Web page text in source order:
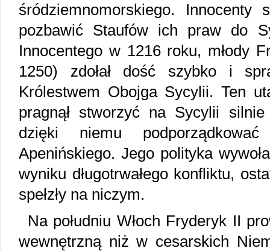
śródziemnomorskiego.
pozbawić Staufów ich praw do
Innocentego w 1216 roku, młody
1250) zdołał dość szybko i
Królestwem Obojga Sycylii. Ten
pragnął stworzyć na Sycylii
dzięki niemu
Apenińskiego. Jego polityka
wyniku długotrwałego konfliktu,
spełzły na niczym.
Na południu Włoch Fryderyk II
wewnętrzną niż w cesarskich